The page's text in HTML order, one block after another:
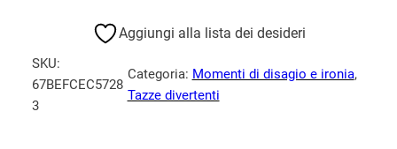
e
r
:
7
Aggiungi alla lista dei desideri
SKU:
67BEFCEC5728
3
Categoria: Momenti di disagio e ironia,
Tazze divertenti